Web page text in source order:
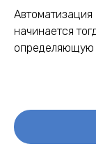
начинается
определяющую